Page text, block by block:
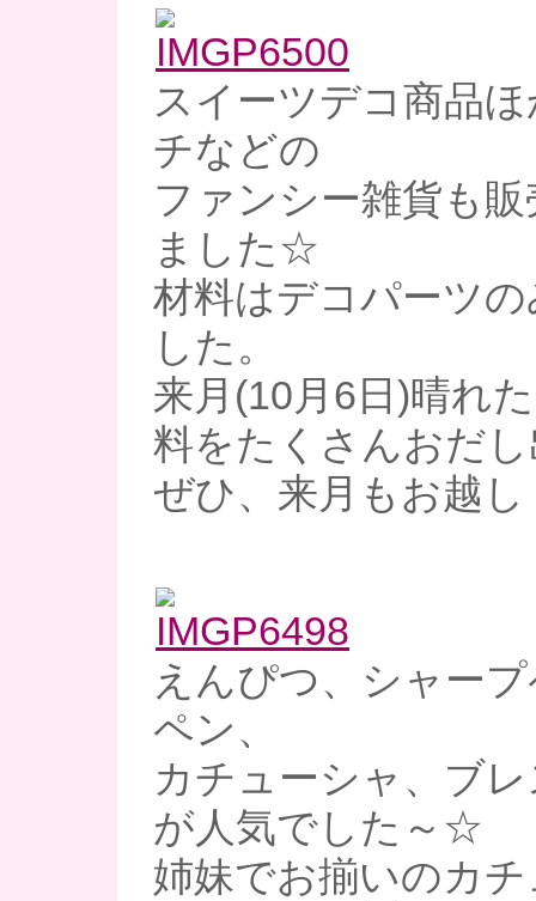
スイーツデコ商品
チなどの
ファンシー雑貨も
ました☆
材料はデコパーツ
した。
来月(10月6日)晴れ
料をたくさんおだ
ぜひ、来月もお越
えんぴつ、シャー
ペン、
カチューシャ、ブ
が人気でした～☆
姉妹でお揃いのカ